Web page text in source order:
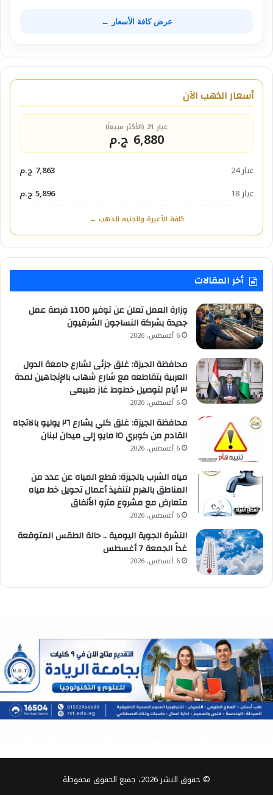
عرض كافة الأسعار ←
أسعار الذهب الآن
عيار 21 (الأكثر مبيعاً)
6,880 ج.م
عيار 24
7,863 ج.م
عيار 18
5,896 ج.م
كافة الأعيرة والجنيه الذهب ←
أخر المقالات
وزارة العمل تعلن عن توفير 1100 فرصة عمل
جديدة بشركة النساجون الشرقيون
6 أغسطس، 2026
محافظة الجيزة: غلق جزئى لشارع جامعة الدول
العربية بتقاطعه مع شارع شهاب بالإتجاهين لمدة
٣ أيام لتوصيل خطوط غاز طبيعى
6 أغسطس، 2026
محافظة الجيزة: غلق كلي بشارع ٢٦ يوليو بالاتجاه
القادم من كوبري ١٥ مايو إلى ميدان لبنان
6 أغسطس، 2026
مياه الشرب بالجيزة: قطع المياه عن عدد من
المناطق بالهرم لتنفيذ أعمال تحويل خط مياه
متعارض مع مشروع مترو الأنفاق
6 أغسطس، 2026
النشرة الجوية اليومية .. حالة الطقس المتوقعة
غداً الجمعة 7 أغسطس
6 أغسطس، 2026
© حقوق النشر 2026، جميع الحقوق محفوظة